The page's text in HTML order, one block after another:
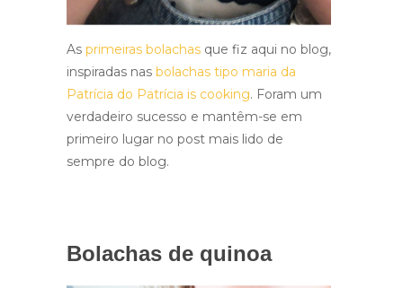
As primeiras bolachas que fiz aqui no blog,
inspiradas nas bolachas tipo maria da
Patrícia do Patrícia is cooking. Foram um
verdadeiro sucesso e mantêm-se em
primeiro lugar no post mais lido de
sempre do blog.
Bolachas de quinoa